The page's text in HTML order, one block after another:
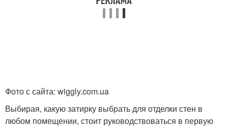
Фото с сайта: wiggly.com.ua
Выбирая, какую затирку выбрать для отделки стен в
любом помещении, стоит руководствоваться в первую